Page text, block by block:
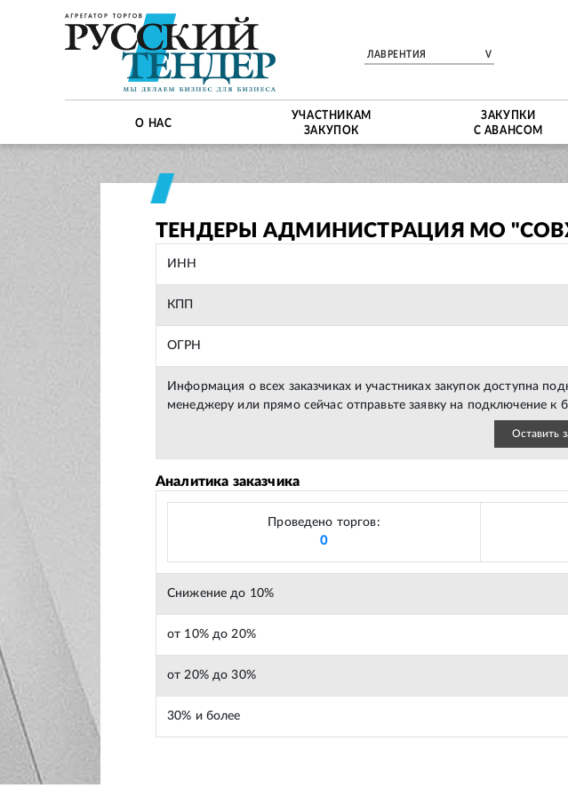
ЛАВРЕНТИЯ V
О НАС
УЧАСТНИКАМ
ЗАКУПОК
ЗАКУПКИ
С АВАНСОМ
ТЕНДЕРЫ АДМИНИСТРАЦИЯ МО
ИНН
КПП
ОГРН
Информация о всех заказчиках и участниках закупок доступна
менеджеру или прямо сейчас отправьте заявку на подключение к
Оставить
Аналитика заказчика
Проведено торгов:
0
Снижение до 10%
от 10% до 20%
от 20% до 30%
30% и более